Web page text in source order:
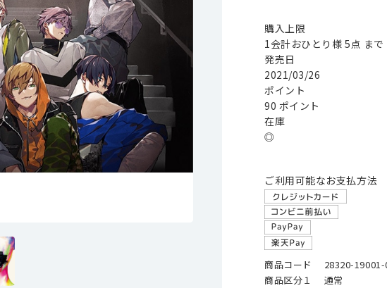
購入上限
1会計おひとり様 5点 まで
発売日
2021/03/26
ポイント
90 ポイント
在庫
◎
ご利用可能なお支払方法
商品コード
28320-19001-
商品区分１
通常